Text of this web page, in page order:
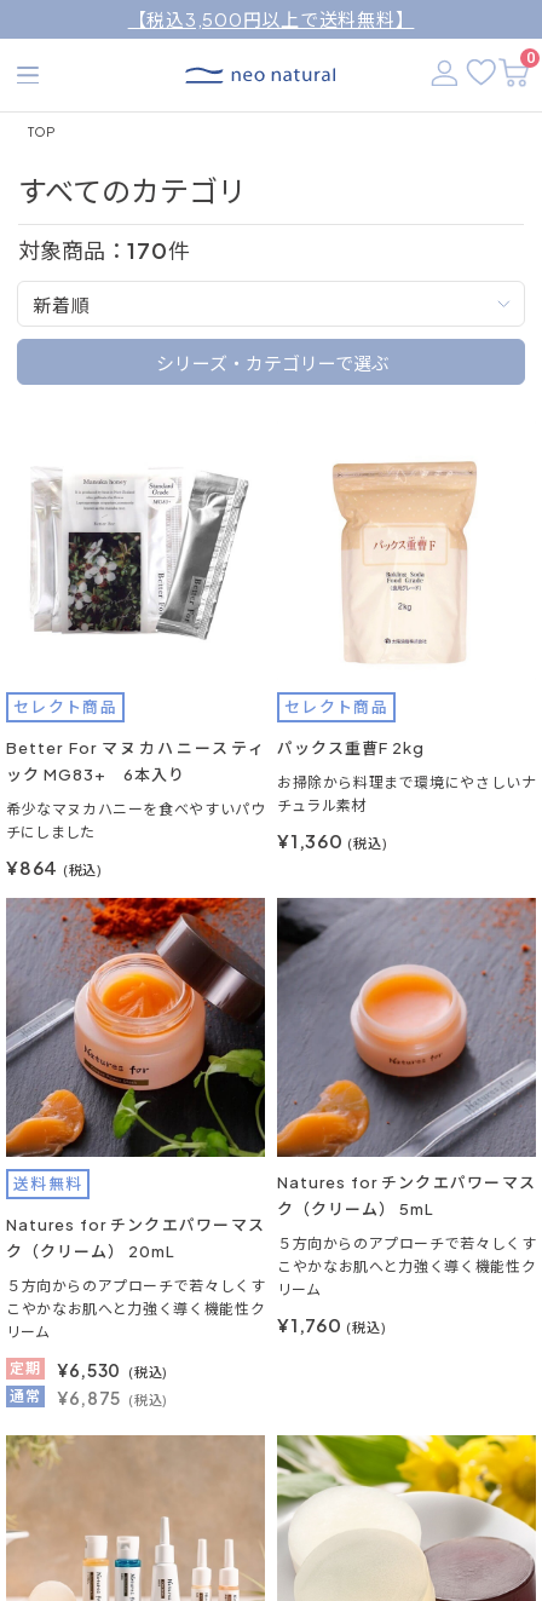
【税込3,500円以上で送料無料】
0
TOP
すべてのカテゴリ
対象商品： 170件
新着順
シリーズ・カテゴリーで選ぶ
セレクト商品
Better For マヌカハニースティ
ック MG83+ 6本入り
希少なマヌカハニーを食べやすいパウ
チにしました
¥864 (税込)
セレクト商品
パックス重曹F 2kg
お掃除から料理まで環境にやさしいナ
チュラル素材
¥1,360 (税込)
送料無料
Natures for チンクエパワーマス
ク（クリーム） 20mL
５方向からのアプローチで若々しくす
こやかなお肌へと力強く導く機能性ク
リーム
定期
¥6,530 (税込)
通常 ¥6,875 (税込)
Natures for チンクエパワーマス
ク（クリーム） 5mL
５方向からのアプローチで若々しくす
こやかなお肌へと力強く導く機能性ク
リーム
¥1,760 (税込)